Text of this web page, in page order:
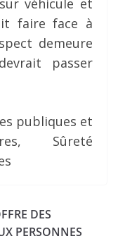
véhicule et
faire face à
demeure
passer
publiques et
Sûreté
DES
PERSONNES